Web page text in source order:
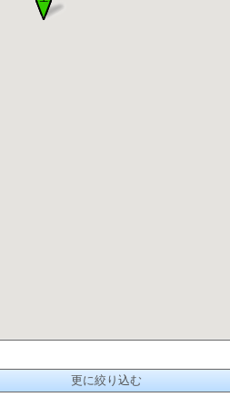
更に絞り込む